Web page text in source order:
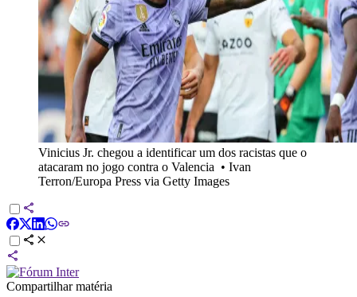
Vinicius Jr. chegou a identificar um dos racistas que o
atacaram no jogo contra o Valencia • Ivan
Terron/Europa Press via Getty Images
Compartilhar matéria